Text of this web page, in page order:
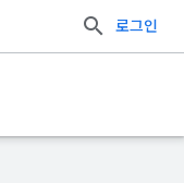
로그인